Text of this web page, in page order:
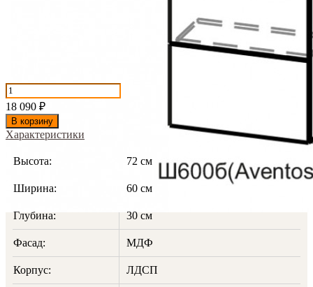
18 090 ₽
В корзину
Характеристики
Высота: 72 см
Ширина: 60 см
Глубина: 30 см
Фасад: МДФ
Корпус: ЛДСП